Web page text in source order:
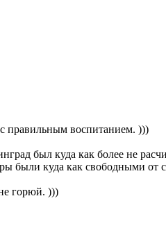
правильным воспитанием. )))
был куда как более не
были куда как свободными от
горюй. )))